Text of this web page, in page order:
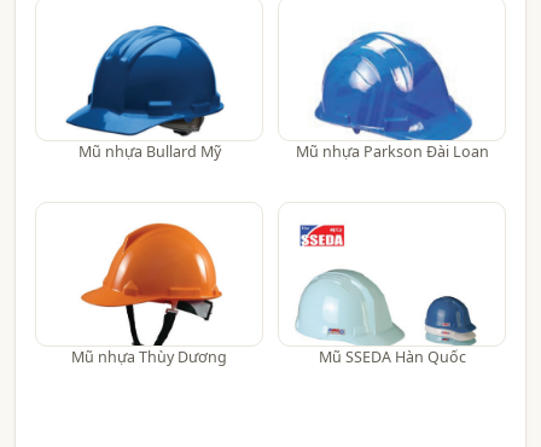
Mũ nhựa Bullard Mỹ Mũ nhựa Parkson Đài Loan
Mũ nhựa Thùy Dương Mũ SSEDA Hàn Quốc